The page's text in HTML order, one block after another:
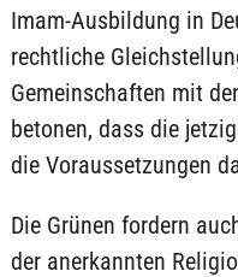
Imam-Ausbildung in
rechtliche
Gemeinschaften mit
betonen, dass die
die Voraussetzungen
Die Grünen fordern
der anerkannten